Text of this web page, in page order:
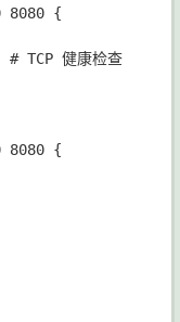
8080 {
TCP 健康检查
8080 {